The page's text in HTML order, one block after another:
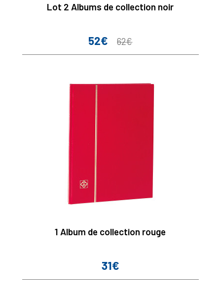
Lot 2 Albums de collection noir
Prix
52€
Prix
62€
1 Album de collection rouge
Prix
31€